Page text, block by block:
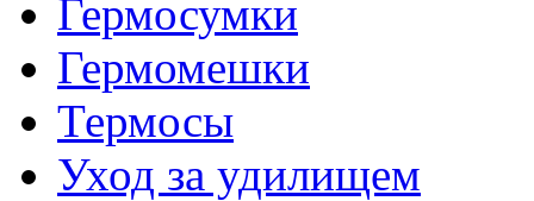
Гермосумки
Гермомешки
Термосы
Уход за удилищем